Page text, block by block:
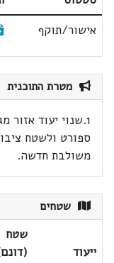
אישור/תוקף
מטרת התוכנית
1.שנוי יעוד אזור
משולבת חדשה.
שטחים
ייעוד
שטח